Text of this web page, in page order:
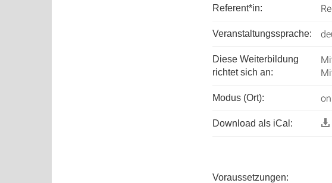
Referent*in:
Veranstaltungssprache:
Diese Weiterbildung
richtet sich an:
Modus (Ort):
Download als iCal:
Voraussetzungen: